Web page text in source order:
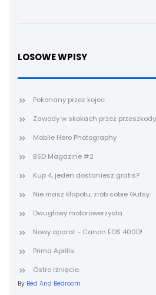
LOSOWE WPISY
Pokonany przez kojec
Zawody w skokach przez
Mobile Hero Photography
BSD Magazine #2
Kup 4, jeden dostaniesz gratis?
Nie masz kłopotu, zrób sobie Gutsy.
Dwugłowy motorowerzysta
Nowy aparat - Canon EOS 400D!
Prima Aprilis
Ostre rżnięcie.
By Bed And Bedroom